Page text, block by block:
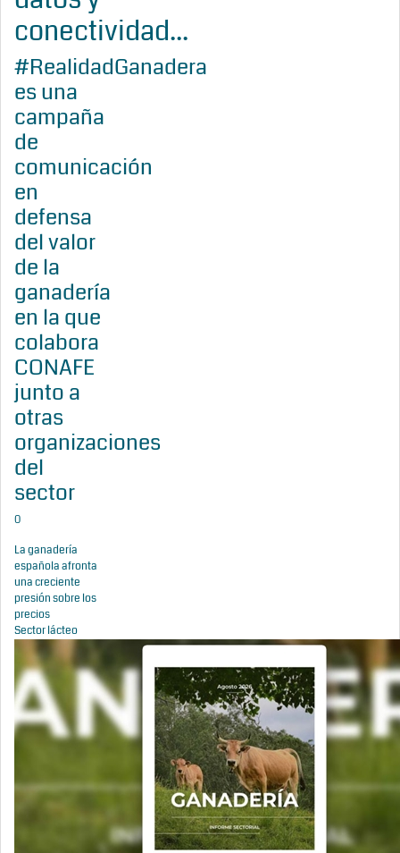
conectividad...
#RealidadGanadera
es una
campaña
de
comunicación
en
defensa
del valor
de la
ganadería
en la que
colabora
CONAFE
junto a
otras
organizaciones
del
sector
0
La ganadería
española afronta
una creciente
presión sobre los
precios
Sector lácteo